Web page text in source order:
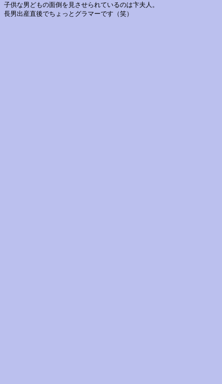
子供な男どもの面倒を見させられているのは卞夫人。
長男出産直後でちょっとグラマーです（笑）